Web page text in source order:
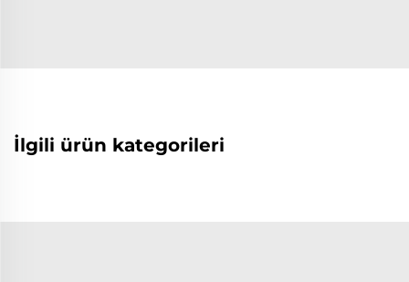
İlgili ürün kategorileri